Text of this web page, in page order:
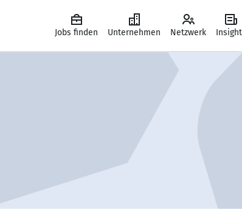
Jobs finden Unternehmen Netzwerk